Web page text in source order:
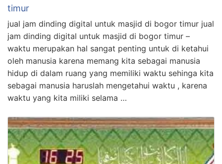
timur
jual jam dinding digital untuk masjid di bogor timur jual
jam dinding digital untuk masjid di bogor timur –
waktu merupakan hal sangat penting untuk di ketahui
oleh manusia karena memang kita sebagai manusia
hidup di dalam ruang yang memiliki waktu sehinga kita
sebagai manusia haruslah mengetahui waktu , karena
waktu yang kita miliki selama …